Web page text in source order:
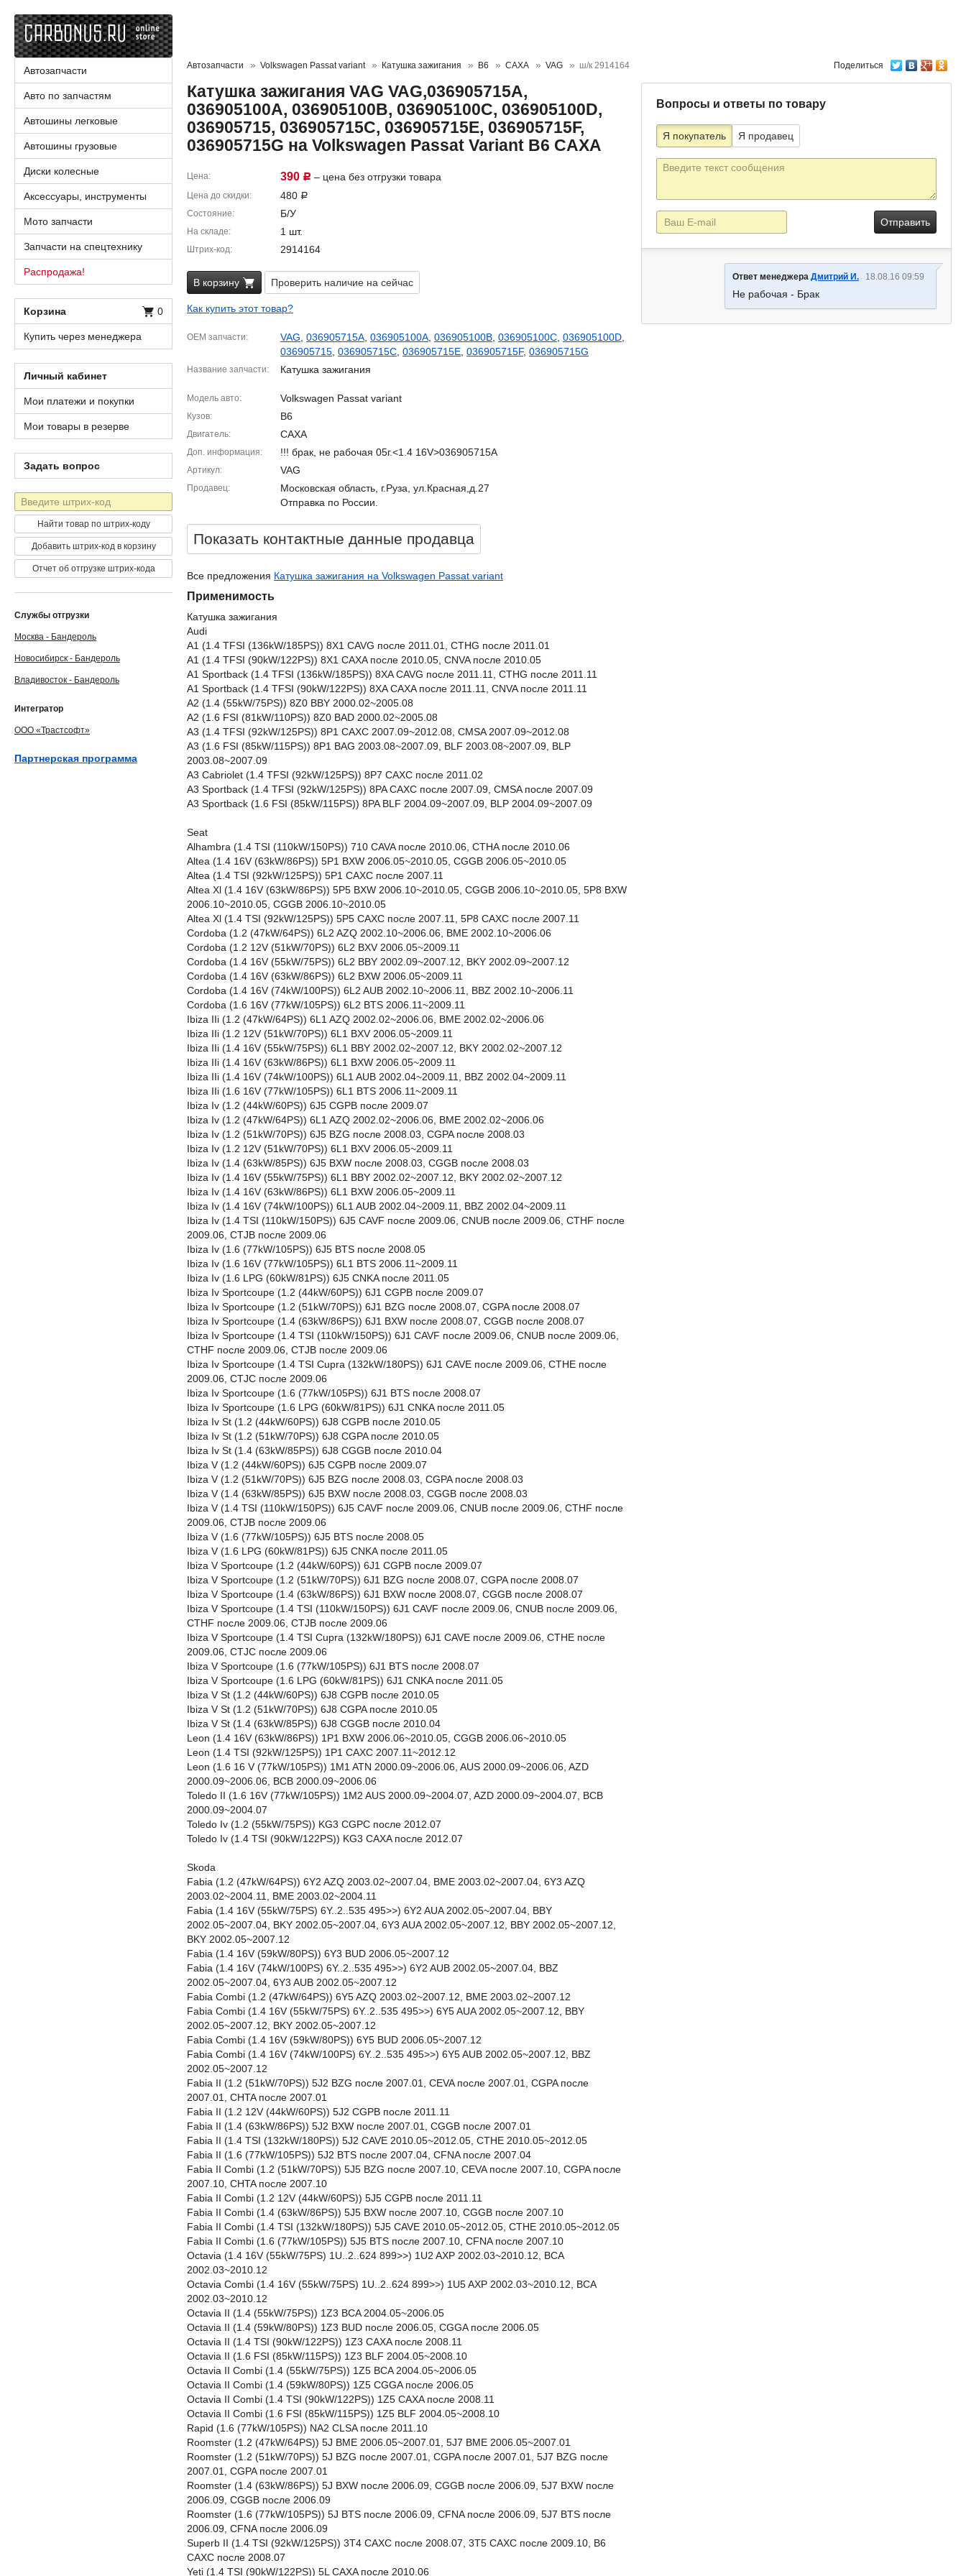
Поделиться
Автозапчасти Volkswagen Passat variant Катушка зажигания B6 CAXA VAG ш/к 2914164
Катушка зажигания VAG VAG,036905715A,
036905100A, 036905100B, 036905100C, 036905100D,
036905715, 036905715C, 036905715E, 036905715F,
036905715G на Volkswagen Passat Variant B6 CAXA
Цена 390 Р – цена без отгрузки товара
Цена до скидки 480 Р
Состояние Б/У
На складе 1 шт.
Штрих-код 2914164
В корзину Проверить наличие на сейчас
Как купить этот товар?
OEM запчасти VAG 036905715A 036905100A 036905100B 036905100C 036905100D
036905715 036905715C 036905715E 036905715F, 036905715G
Название запчасти Катушка зажигания
Модель авто Volkswagen Passat variant
Кузов B6
Двигатель CAXA
Доп. информация !!! брак, не рабочая 05г.<1.4 16V>036905715A
Артикул VAG
Продавец
Московская область, г.Руза, ул.Красная,д.27
Отправка по России.
Показать контактные данные продавцa
Все предложения Катушка зажигания на Volkswagen Passat variant
Применимость
Катушка зажигания
Audi
A1 (1.4 TFSI (136kW/185PS)) 8X1 CAVG после 2011.01, CTHG после 2011.01
A1 (1.4 TFSI (90kW/122PS)) 8X1 CAXA после 2010.05, CNVA после 2010.05
A1 Sportback (1.4 TFSI (136kW/185PS)) 8XA CAVG после 2011.11, CTHG после 2011.11
A1 Sportback (1.4 TFSI (90kW/122PS)) 8XA CAXA после 2011.11, CNVA после 2011.11
A2 (1.4 (55kW/75PS)) 8Z0 BBY 2000.02~2005.08
A2 (1.6 FSI (81kW/110PS)) 8Z0 BAD 2000.02~2005.08
A3 (1.4 TFSI (92kW/125PS)) 8P1 CAXC 2007.09~2012.08, CMSA 2007.09~2012.08
A3 (1.6 FSI (85kW/115PS)) 8P1 BAG 2003.08~2007.09, BLF 2003.08~2007.09, BLP
2003.08~2007.09
A3 Cabriolet (1.4 TFSI (92kW/125PS)) 8P7 CAXC после 2011.02
A3 Sportback (1.4 TFSI (92kW/125PS)) 8PA CAXC после 2007.09, CMSA после 2007.09
A3 Sportback (1.6 FSI (85kW/115PS)) 8PA BLF 2004.09~2007.09, BLP 2004.09~2007.09
Seat
Alhambra (1.4 TSI (110kW/150PS)) 710 CAVA после 2010.06, CTHA после 2010.06
Altea (1.4 16V (63kW/86PS)) 5P1 BXW 2006.05~2010.05, CGGB 2006.05~2010.05
Altea (1.4 TSI (92kW/125PS)) 5P1 CAXC после 2007.11
Altea Xl (1.4 16V (63kW/86PS)) 5P5 BXW 2006.10~2010.05, CGGB 2006.10~2010.05, 5P8 BXW
2006.10~2010.05, CGGB 2006.10~2010.05
Altea Xl (1.4 TSI (92kW/125PS)) 5P5 CAXC после 2007.11, 5P8 CAXC после 2007.11
Cordoba (1.2 (47kW/64PS)) 6L2 AZQ 2002.10~2006.06, BME 2002.10~2006.06
Cordoba (1.2 12V (51kW/70PS)) 6L2 BXV 2006.05~2009.11
Cordoba (1.4 16V (55kW/75PS)) 6L2 BBY 2002.09~2007.12, BKY 2002.09~2007.12
Cordoba (1.4 16V (63kW/86PS)) 6L2 BXW 2006.05~2009.11
Cordoba (1.4 16V (74kW/100PS)) 6L2 AUB 2002.10~2006.11, BBZ 2002.10~2006.11
Cordoba (1.6 16V (77kW/105PS)) 6L2 BTS 2006.11~2009.11
Ibiza IIi (1.2 (47kW/64PS)) 6L1 AZQ 2002.02~2006.06, BME 2002.02~2006.06
Ibiza IIi (1.2 12V (51kW/70PS)) 6L1 BXV 2006.05~2009.11
Ibiza IIi (1.4 16V (55kW/75PS)) 6L1 BBY 2002.02~2007.12, BKY 2002.02~2007.12
Ibiza IIi (1.4 16V (63kW/86PS)) 6L1 BXW 2006.05~2009.11
Ibiza IIi (1.4 16V (74kW/100PS)) 6L1 AUB 2002.04~2009.11, BBZ 2002.04~2009.11
Ibiza IIi (1.6 16V (77kW/105PS)) 6L1 BTS 2006.11~2009.11
Ibiza Iv (1.2 (44kW/60PS)) 6J5 CGPB после 2009.07
Ibiza Iv (1.2 (47kW/64PS)) 6L1 AZQ 2002.02~2006.06, BME 2002.02~2006.06
Ibiza Iv (1.2 (51kW/70PS)) 6J5 BZG после 2008.03, CGPA после 2008.03
Ibiza Iv (1.2 12V (51kW/70PS)) 6L1 BXV 2006.05~2009.11
Ibiza Iv (1.4 (63kW/85PS)) 6J5 BXW после 2008.03, CGGB после 2008.03
Ibiza Iv (1.4 16V (55kW/75PS)) 6L1 BBY 2002.02~2007.12, BKY 2002.02~2007.12
Ibiza Iv (1.4 16V (63kW/86PS)) 6L1 BXW 2006.05~2009.11
Ibiza Iv (1.4 16V (74kW/100PS)) 6L1 AUB 2002.04~2009.11, BBZ 2002.04~2009.11
Ibiza Iv (1.4 TSI (110kW/150PS)) 6J5 CAVF после 2009.06, CNUB после 2009.06, CTHF после
2009.06, CTJB после 2009.06
Ibiza Iv (1.6 (77kW/105PS)) 6J5 BTS после 2008.05
Ibiza Iv (1.6 16V (77kW/105PS)) 6L1 BTS 2006.11~2009.11
Ibiza Iv (1.6 LPG (60kW/81PS)) 6J5 CNKA после 2011.05
Ibiza Iv Sportcoupe (1.2 (44kW/60PS)) 6J1 CGPB после 2009.07
Ibiza Iv Sportcoupe (1.2 (51kW/70PS)) 6J1 BZG после 2008.07, CGPA после 2008.07
Ibiza Iv Sportcoupe (1.4 (63kW/86PS)) 6J1 BXW после 2008.07, CGGB после 2008.07
Ibiza Iv Sportcoupe (1.4 TSI (110kW/150PS)) 6J1 CAVF после 2009.06, CNUB после 2009.06,
CTHF после 2009.06, CTJB после 2009.06
Ibiza Iv Sportcoupe (1.4 TSI Cupra (132kW/180PS)) 6J1 CAVE после 2009.06, CTHE после
2009.06, CTJC после 2009.06
Ibiza Iv Sportcoupe (1.6 (77kW/105PS)) 6J1 BTS после 2008.07
Ibiza Iv Sportcoupe (1.6 LPG (60kW/81PS)) 6J1 CNKA после 2011.05
Ibiza Iv St (1.2 (44kW/60PS)) 6J8 CGPB после 2010.05
Ibiza Iv St (1.2 (51kW/70PS)) 6J8 CGPA после 2010.05
Ibiza Iv St (1.4 (63kW/85PS)) 6J8 CGGB после 2010.04
Ibiza V (1.2 (44kW/60PS)) 6J5 CGPB после 2009.07
Ibiza V (1.2 (51kW/70PS)) 6J5 BZG после 2008.03, CGPA после 2008.03
Ibiza V (1.4 (63kW/85PS)) 6J5 BXW после 2008.03, CGGB после 2008.03
Ibiza V (1.4 TSI (110kW/150PS)) 6J5 CAVF после 2009.06, CNUB после 2009.06, CTHF после
2009.06, CTJB после 2009.06
Ibiza V (1.6 (77kW/105PS)) 6J5 BTS после 2008.05
Ibiza V (1.6 LPG (60kW/81PS)) 6J5 CNKA после 2011.05
Ibiza V Sportcoupe (1.2 (44kW/60PS)) 6J1 CGPB после 2009.07
Ibiza V Sportcoupe (1.2 (51kW/70PS)) 6J1 BZG после 2008.07, CGPA после 2008.07
Ibiza V Sportcoupe (1.4 (63kW/86PS)) 6J1 BXW после 2008.07, CGGB после 2008.07
Ibiza V Sportcoupe (1.4 TSI (110kW/150PS)) 6J1 CAVF после 2009.06, CNUB после 2009.06,
CTHF после 2009.06, CTJB после 2009.06
Ibiza V Sportcoupe (1.4 TSI Cupra (132kW/180PS)) 6J1 CAVE после 2009.06, CTHE после
2009.06, CTJC после 2009.06
Ibiza V Sportcoupe (1.6 (77kW/105PS)) 6J1 BTS после 2008.07
Ibiza V Sportcoupe (1.6 LPG (60kW/81PS)) 6J1 CNKA после 2011.05
Ibiza V St (1.2 (44kW/60PS)) 6J8 CGPB после 2010.05
Ibiza V St (1.2 (51kW/70PS)) 6J8 CGPA после 2010.05
Ibiza V St (1.4 (63kW/85PS)) 6J8 CGGB после 2010.04
Leon (1.4 16V (63kW/86PS)) 1P1 BXW 2006.06~2010.05, CGGB 2006.06~2010.05
Leon (1.4 TSI (92kW/125PS)) 1P1 CAXC 2007.11~2012.12
Leon (1.6 16 V (77kW/105PS)) 1M1 ATN 2000.09~2006.06, AUS 2000.09~2006.06, AZD
2000.09~2006.06, BCB 2000.09~2006.06
Toledo II (1.6 16V (77kW/105PS)) 1M2 AUS 2000.09~2004.07, AZD 2000.09~2004.07, BCB
2000.09~2004.07
Toledo Iv (1.2 (55kW/75PS)) KG3 CGPC после 2012.07
Toledo Iv (1.4 TSI (90kW/122PS)) KG3 CAXA после 2012.07
Skoda
Fabia (1.2 (47kW/64PS)) 6Y2 AZQ 2003.02~2007.04, BME 2003.02~2007.04, 6Y3 AZQ
2003.02~2004.11, BME 2003.02~2004.11
Fabia (1.4 16V (55kW/75PS) 6Y..2..535 495>>) 6Y2 AUA 2002.05~2007.04, BBY
2002.05~2007.04, BKY 2002.05~2007.04, 6Y3 AUA 2002.05~2007.12, BBY 2002.05~2007.12,
BKY 2002.05~2007.12
Fabia (1.4 16V (59kW/80PS)) 6Y3 BUD 2006.05~2007.12
Fabia (1.4 16V (74kW/100PS) 6Y..2..535 495>>) 6Y2 AUB 2002.05~2007.04, BBZ
2002.05~2007.04, 6Y3 AUB 2002.05~2007.12
Fabia Combi (1.2 (47kW/64PS)) 6Y5 AZQ 2003.02~2007.12, BME 2003.02~2007.12
Fabia Combi (1.4 16V (55kW/75PS) 6Y..2..535 495>>) 6Y5 AUA 2002.05~2007.12, BBY
2002.05~2007.12, BKY 2002.05~2007.12
Fabia Combi (1.4 16V (59kW/80PS)) 6Y5 BUD 2006.05~2007.12
Fabia Combi (1.4 16V (74kW/100PS) 6Y..2..535 495>>) 6Y5 AUB 2002.05~2007.12, BBZ
2002.05~2007.12
Fabia II (1.2 (51kW/70PS)) 5J2 BZG после 2007.01, CEVA после 2007.01, CGPA после
2007.01, CHTA после 2007.01
Fabia II (1.2 12V (44kW/60PS)) 5J2 CGPB после 2011.11
Fabia II (1.4 (63kW/86PS)) 5J2 BXW после 2007.01, CGGB после 2007.01
Fabia II (1.4 TSI (132kW/180PS)) 5J2 CAVE 2010.05~2012.05, CTHE 2010.05~2012.05
Fabia II (1.6 (77kW/105PS)) 5J2 BTS после 2007.04, CFNA после 2007.04
Fabia II Combi (1.2 (51kW/70PS)) 5J5 BZG после 2007.10, CEVA после 2007.10, CGPA после
2007.10, CHTA после 2007.10
Fabia II Combi (1.2 12V (44kW/60PS)) 5J5 CGPB после 2011.11
Fabia II Combi (1.4 (63kW/86PS)) 5J5 BXW после 2007.10, CGGB после 2007.10
Fabia II Combi (1.4 TSI (132kW/180PS)) 5J5 CAVE 2010.05~2012.05, CTHE 2010.05~2012.05
Fabia II Combi (1.6 (77kW/105PS)) 5J5 BTS после 2007.10, CFNA после 2007.10
Octavia (1.4 16V (55kW/75PS) 1U..2..624 899>>) 1U2 AXP 2002.03~2010.12, BCA
2002.03~2010.12
Octavia Combi (1.4 16V (55kW/75PS) 1U..2..624 899>>) 1U5 AXP 2002.03~2010.12, BCA
2002.03~2010.12
Octavia II (1.4 (55kW/75PS)) 1Z3 BCA 2004.05~2006.05
Octavia II (1.4 (59kW/80PS)) 1Z3 BUD после 2006.05, CGGA после 2006.05
Octavia II (1.4 TSI (90kW/122PS)) 1Z3 CAXA после 2008.11
Octavia II (1.6 FSI (85kW/115PS)) 1Z3 BLF 2004.05~2008.10
Octavia II Combi (1.4 (55kW/75PS)) 1Z5 BCA 2004.05~2006.05
Octavia II Combi (1.4 (59kW/80PS)) 1Z5 CGGA после 2006.05
Octavia II Combi (1.4 TSI (90kW/122PS)) 1Z5 CAXA после 2008.11
Octavia II Combi (1.6 FSI (85kW/115PS)) 1Z5 BLF 2004.05~2008.10
Rapid (1.6 (77kW/105PS)) NA2 CLSA после 2011.10
Roomster (1.2 (47kW/64PS)) 5J BME 2006.05~2007.01, 5J7 BME 2006.05~2007.01
Roomster (1.2 (51kW/70PS)) 5J BZG после 2007.01, CGPA после 2007.01, 5J7 BZG после
2007.01, CGPA после 2007.01
Roomster (1.4 (63kW/86PS)) 5J BXW после 2006.09, CGGB после 2006.09, 5J7 BXW после
2006.09, CGGB после 2006.09
Roomster (1.6 (77kW/105PS)) 5J BTS после 2006.09, CFNA после 2006.09, 5J7 BTS после
2006.09, CFNA после 2006.09
Superb II (1.4 TSI (92kW/125PS)) 3T4 CAXC после 2008.07, 3T5 CAXC после 2009.10, B6
CAXC после 2008.07
Yeti (1.4 TSI (90kW/122PS)) 5L CAXA после 2010.06
Вопросы и ответы по товару
Я покупатель Я продавец
Текст
E-
mail
Ответ менеджера Дмитрий И. 18.08.16 09:59
Не рабочая - Брак
Автозапчасти
Авто по запчастям
Автошины легковые
Автошины грузовые
Диски колесные
Аксессуары, инструменты
Мото запчасти
Запчасти на спецтехнику
Распродажа!
Корзина 0
Купить через менеджера
Личный кабинет
Мои платежи и покупки
Мои товары в резерве
Задать вопрос
Штрих-
код
Найти товар по штрих-коду
Добавить штрих-код в корзину
Отчет об отгрузке штрих-кода
Службы отгрузки
Москва - Бандероль
Новосибирск - Бандероль
Владивосток - Бандероль
Интегратор
ООО «Трастсофт»
Партнерская программа